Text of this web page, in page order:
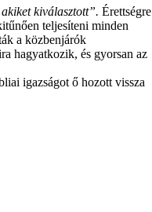
kiválasztott”. Érettségre
teljesíteni minden
a közbenjárók
hagyatkozik, és gyorsan az
igazságot ő hozott vissza